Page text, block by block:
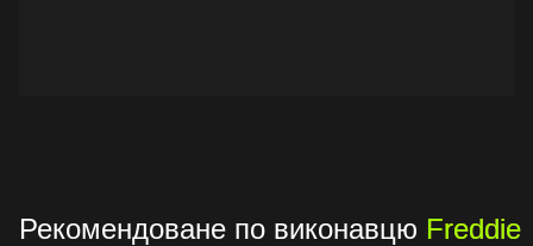
Рекомендоване по виконавцю Freddie